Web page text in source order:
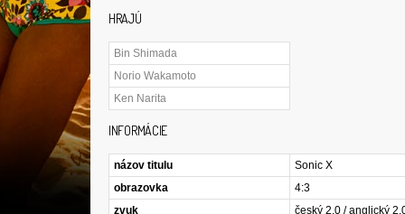
HRAJÚ
Bin Shimada
Norio Wakamoto
Ken Narita
INFORMÁCIE
názov titulu
Sonic X
obrazovka
4:3
zvuk
český 2.0 / anglický